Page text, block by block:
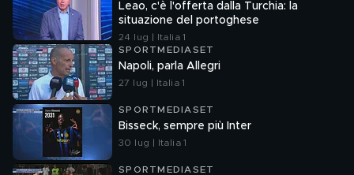
Leao, c'è l'offerta dalla Turchia: la
situazione del portoghese
24 lug | Italia 1
SPORTMEDIASET
Napoli, parla Allegri
27 lug | Italia 1
SPORTMEDIASET
Bisseck, sempre più Inter
30 lug | Italia 1
SPORTMEDIASET